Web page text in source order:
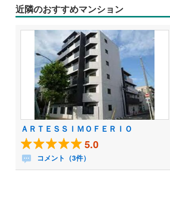
近隣のおすすめマンション
ＡＲＴＥＳＳＩＭＯＦＥＲＩＯ
5.0
コメント（3件）